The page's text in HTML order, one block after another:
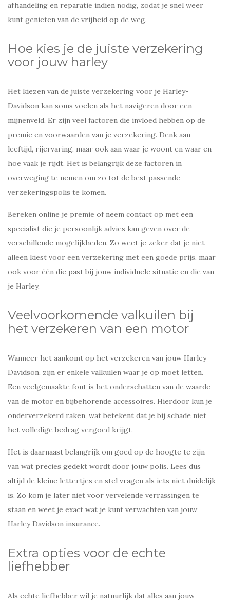
afhandeling en reparatie indien nodig, zodat je snel weer
kunt genieten van de vrijheid op de weg.
Hoe kies je de juiste verzekering
voor jouw harley
Het kiezen van de juiste verzekering voor je Harley-
Davidson kan soms voelen als het navigeren door een
mijnenveld. Er zijn veel factoren die invloed hebben op de
premie en voorwaarden van je verzekering. Denk aan
leeftijd, rijervaring, maar ook aan waar je woont en waar en
hoe vaak je rijdt. Het is belangrijk deze factoren in
overweging te nemen om zo tot de best passende
verzekeringspolis te komen.
Bereken online je premie of neem contact op met een
specialist die je persoonlijk advies kan geven over de
verschillende mogelijkheden. Zo weet je zeker dat je niet
alleen kiest voor een verzekering met een goede prijs, maar
ook voor één die past bij jouw individuele situatie en die van
je Harley.
Veelvoorkomende valkuilen bij
het verzekeren van een motor
Wanneer het aankomt op het verzekeren van jouw Harley-
Davidson, zijn er enkele valkuilen waar je op moet letten.
Een veelgemaakte fout is het onderschatten van de waarde
van de motor en bijbehorende accessoires. Hierdoor kun je
onderverzekerd raken, wat betekent dat je bij schade niet
het volledige bedrag vergoed krijgt.
Het is daarnaast belangrijk om goed op de hoogte te zijn
van wat precies gedekt wordt door jouw polis. Lees dus
altijd de kleine lettertjes en stel vragen als iets niet duidelijk
is. Zo kom je later niet voor vervelende verrassingen te
staan en weet je exact wat je kunt verwachten van jouw
Harley Davidson insurance.
Extra opties voor de echte
liefhebber
Als echte liefhebber wil je natuurlijk dat alles aan jouw